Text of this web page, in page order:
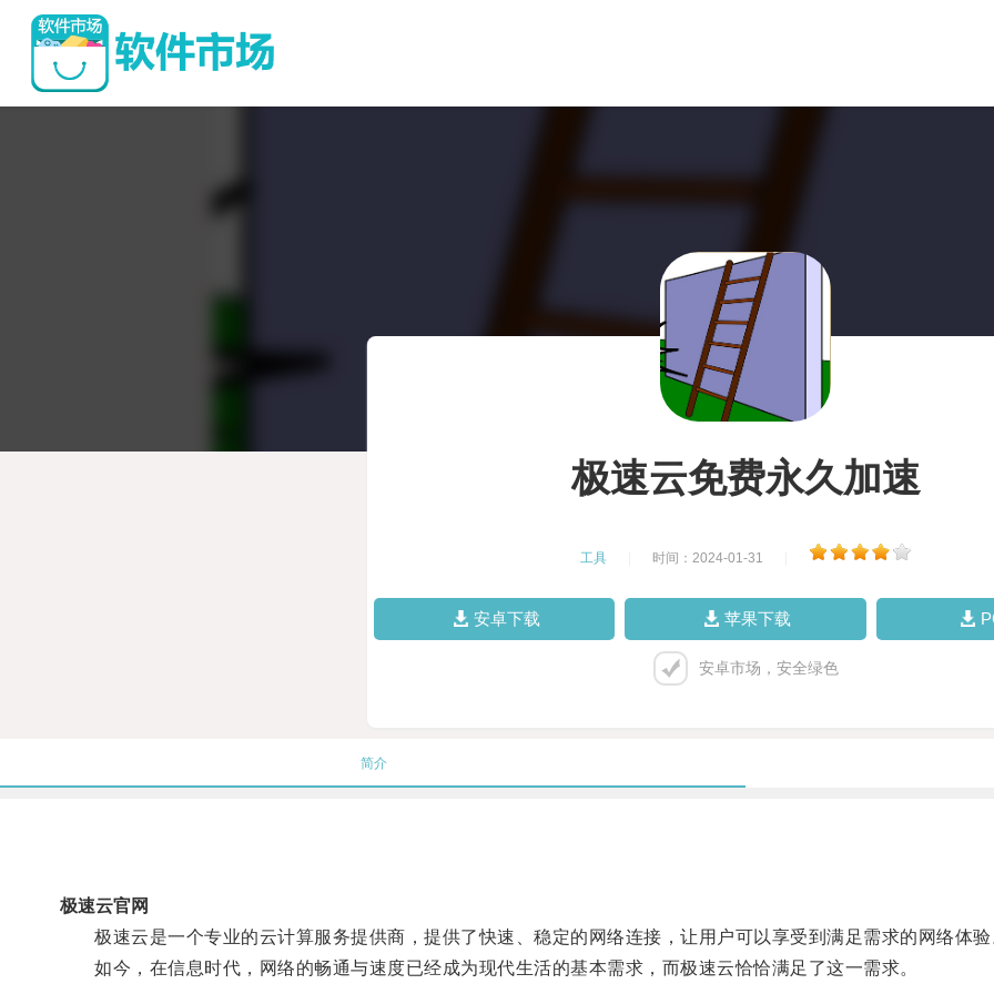
极速云免费永久加速
工具 时间：2024-01-31
安卓下载 苹果下载
安卓市场，安全绿色
简介
极速云官网
极速云是一个专业的云计算服务提供商，提供了快速、稳定的网络连接，让用户可以享受到满足需求的网络体验
如今，在信息时代，网络的畅通与速度已经成为现代生活的基本需求，而极速云恰恰满足了这一需求。